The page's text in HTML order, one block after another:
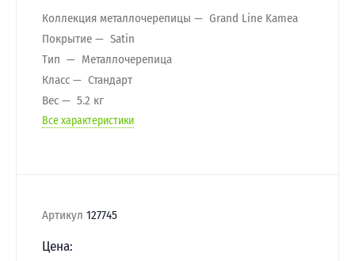
Коллекция металлочерепицы
Grand Line Kamea
Покрытие
Satin
Тип
Металлочерепица
Класс
Стандарт
Вес
5.2 кг
Все характеристики
Артикул 127745
Цена: